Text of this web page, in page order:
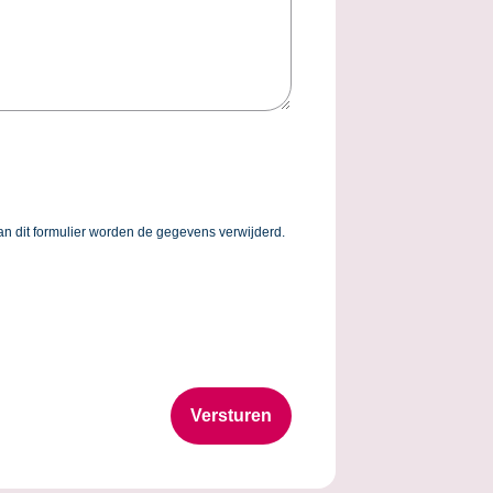
dit formulier worden de gegevens verwijderd.